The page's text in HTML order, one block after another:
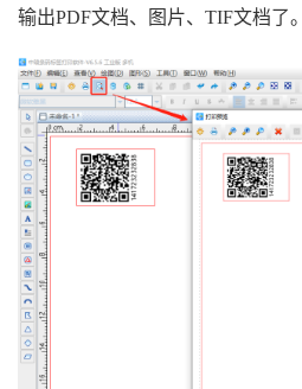
输出PDF文档、图片、TIF文档了。